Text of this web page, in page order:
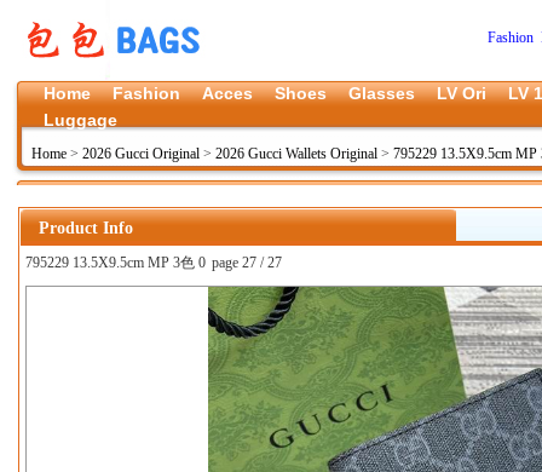
Fashion
Home Fashion Acces Shoes Glasses LV Ori
LV
Luggage
Home > 2026 Gucci Original > 2026 Gucci Wallets Original > 795229 13.5X9.5cm MP
Product Info
795229 13.5X9.5cm MP 3色 0 page 27 / 27
上一张